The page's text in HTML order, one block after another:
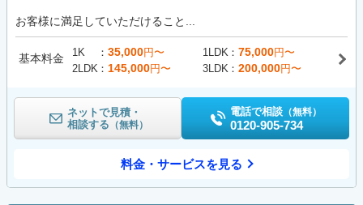
お客様に満足していただけること...
基本料金 1K 35,000円〜 1LDK 75,000円〜
2LDK
145,000円〜 3LDK 200,000円〜
ネットで見積・
相談する （無料）
電話で相談 （無料）
0120-905-734
料金・サービスを見る